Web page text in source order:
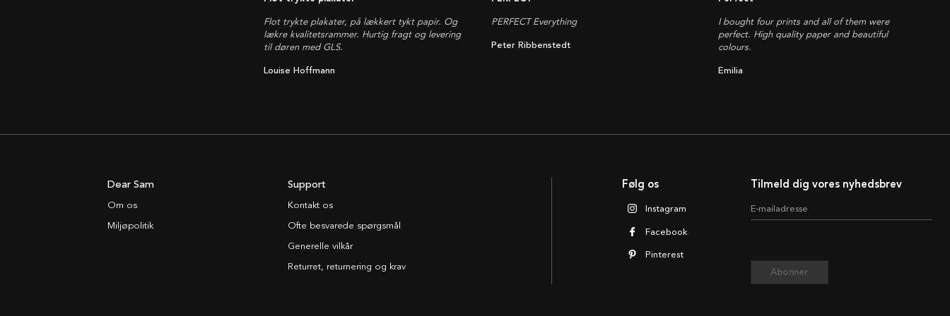
Flot trykte plakater, på lækkert tykt papir. Og
lækre kvalitetsrammer. Hurtig fragt og levering
til døren med GLS.
Louise Hoffmann
PERFECT Everything
Peter Ribbenstedt
I bought four prints and all of them were
perfect. High quality paper and beautiful
colours.
Emilia
Tilmeld dig vores nyhedsbrev
E-mailadresse
Abonner
Følg os
Instagram
Facebook
Pinterest
Dear Sam
Om os
Miljøpolitik
Support
Kontakt os
Ofte besvarede spørgsmål
Generelle vilkår
Returret, returnering og krav